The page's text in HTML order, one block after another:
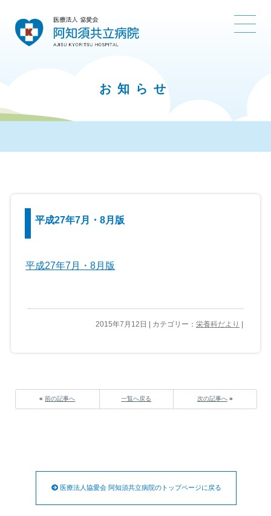
お知らせ
平成27年7月・8月版
平成27年7月・8月版
2015年7月12日 | カテゴリー：栄養科だより
«前の記事へ 一覧へ戻る 次の記事へ»
医療法人協愛会 阿知須共立病院のトップページに戻る